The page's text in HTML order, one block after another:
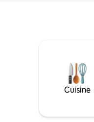
Cuisine